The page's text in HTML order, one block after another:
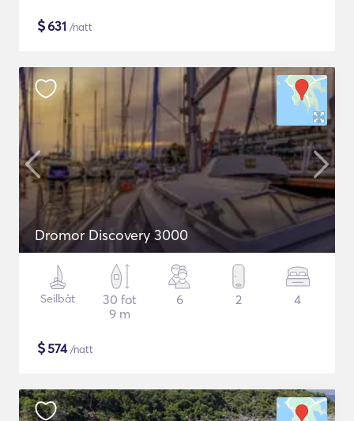
$631 /natt
Dromor Discovery 3000
Seilbåt
30 fot
9 m
6 2 4
$574/natt